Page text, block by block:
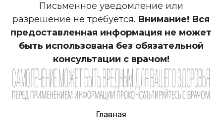
Письменное уведомление или
разрешение не требуется. Внимание! Вся
предоставленная информация не может
быть использована без обязательной
консультации с врачом!
Главная